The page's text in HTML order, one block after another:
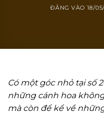
ĐĂNG VÀO 18/
Có một góc nhỏ tại số
những cánh hoa
mà còn để kể về